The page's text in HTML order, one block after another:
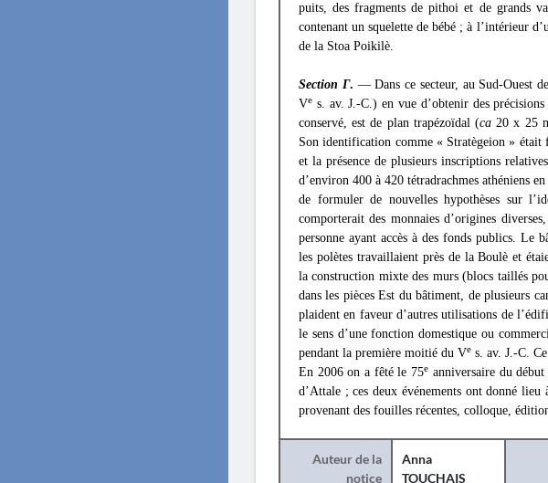
puits, des fragments de pithoi et de grands
contenant un squelette de bébé ; à l’intérieur
de la Stoa Poikilè.
Section Γ. — Dans ce secteur, au Sud-Ouest
Ve s. av. J.-C.) en vue d’obtenir des
conservé, est de plan trapézoïdal (ca20 x 25
Son identification comme « Stratègeion » était
et la présence de plusieurs inscriptions
d’environ 400 à 420 tétradrachmes athéniens
de formuler de nouvelles hypothèses sur
comporterait des monnaies d’origines
personne ayant accès à des fonds publics. Le
les polètes travaillaient près de la Boulè et
la construction mixte des murs (blocs taillés
dans les pièces Est du bâtiment, de plusieurs
plaident en faveur d’autres utilisations de
le sens d’une fonction domestique ou
pendant la première moitié du Ve s. av. J.-C.
En 2006 on a fêté le 75e anniversaire du
d’Attale ; ces deux événements ont donné
provenant des fouilles récentes, colloque,
Auteur de la
notice
Anna
TOUCHAIS